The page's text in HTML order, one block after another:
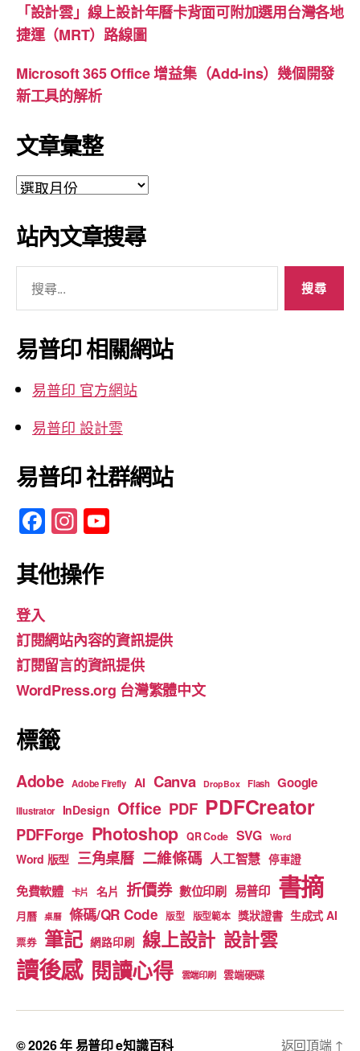
「設計雲」線上設計年曆卡背面可附加選用台灣各地
捷運（MRT）路線圖
Microsoft 365 Office 增益集（Add-ins）幾個開發
新工具的解析
文章彙整
文
彙
整
站內文章搜尋
關
鍵
字:
易普印 相關網站
易普印 官方網站
易普印 設計雲
易普印 社群網站
F
a
c
b
o
o
k
In
st
a
gr
a
m
u
b
e
其他操作
登入
訂閱網站內容的資訊提供
訂閱留言的資訊提供
WordPress.org 台灣繁體中文
標籤
Adobe Adobe Firefly AI Canva DropBox Flash Google
Illustrator InDesign Office PDF PDFCreator
PDFForge Photoshop QR Code SVG Word
Word 版型 三角桌曆 二維條碼 人工智慧 停車證
免費軟體 卡片 名片 折價券 數位印刷 易普印 書摘
月曆 桌曆 條碼/QR Code 版型 版型範本 獎狀證書 生成式 AI
票券 筆記 網路印刷 線上設計 設計雲
讀後感 閱讀心得 雲端印刷 雲端硬碟
© 2026 年易普印 e知識百科 返回頂端 ↑